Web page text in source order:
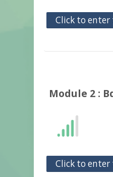
Click to enter
Module 2 :
Click to enter